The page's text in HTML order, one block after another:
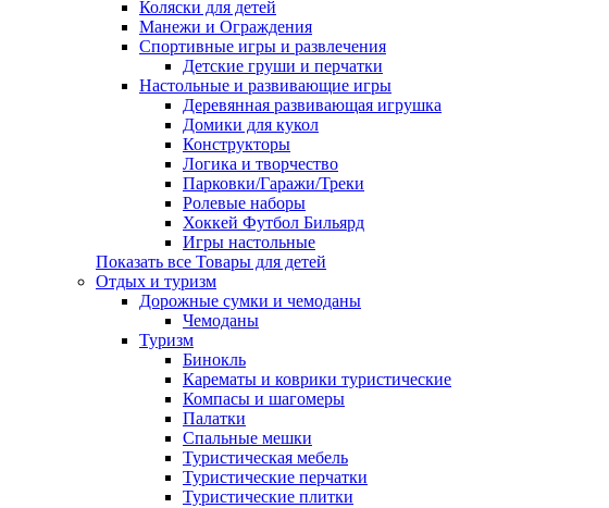
Коляски для детей
Манежи и Ограждения
Спортивные игры и развлечения
Детские груши и перчатки
Настольные и развивающие игры
Деревянная развивающая игрушка
Домики для кукол
Конструкторы
Логика и творчество
Парковки/Гаражи/Треки
Ролевые наборы
Хоккей Футбол Бильярд
Игры настольные
Показать все Товары для детей
Отдых и туризм
Дорожные сумки и чемоданы
Чемоданы
Туризм
Бинокль
Карематы и коврики туристические
Компасы и шагомеры
Палатки
Спальные мешки
Туристическая мебель
Туристические перчатки
Туристические плитки